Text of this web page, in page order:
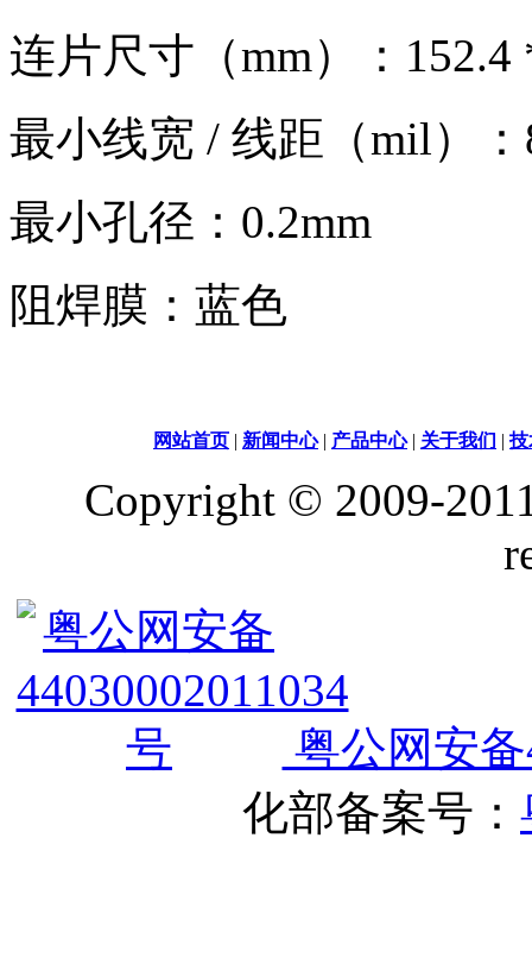
连片尺寸（mm）：152.4
最小线宽 / 线距（mil）
最小孔径：0.2mm
阻焊膜：蓝色
网站首页 | 新闻中心| 产品中心| 关于我们 | 技
Copyright © 2009-
粤公网安备
化部备案号：